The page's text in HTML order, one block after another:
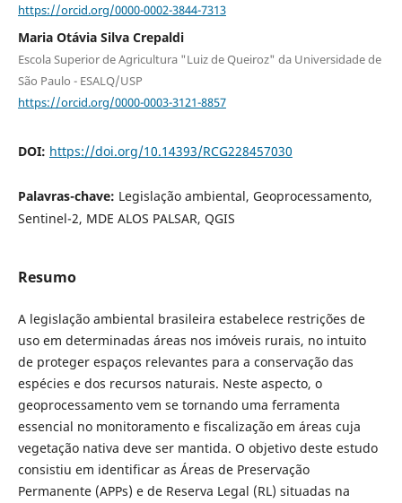
https://orcid.org/0000-0002-3844-7313
Maria Otávia Silva Crepaldi
Escola Superior de Agricultura "Luiz de Queiroz" da Universidade de
São Paulo - ESALQ/USP
https://orcid.org/0000-0003-3121-8857
DOI: https://doi.org/10.14393/RCG228457030
Palavras-chave: Legislação ambiental, Geoprocessamento,
Sentinel-2, MDE ALOS PALSAR, QGIS
Resumo
A legislação ambiental brasileira estabelece restrições de
uso em determinadas áreas nos imóveis rurais, no intuito
de proteger espaços relevantes para a conservação das
espécies e dos recursos naturais. Neste aspecto, o
geoprocessamento vem se tornando uma ferramenta
essencial no monitoramento e fiscalização em áreas cuja
vegetação nativa deve ser mantida. O objetivo deste estudo
consistiu em identificar as Áreas de Preservação
Permanente (APPs) e de Reserva Legal (RL) situadas na